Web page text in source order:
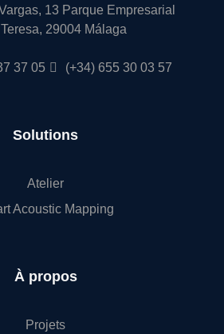
13 Parque Empresarial
29004 Málaga
37 05 (+34) 655 30 03 57
Solutions
Atelier
Acoustic Mapping
À propos
Projets